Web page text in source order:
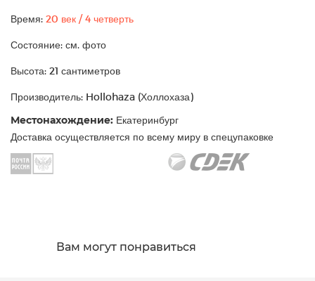
Время: 20 век / 4 четверть
Состояние: см. фото
Высота: 21 сантиметров
Производитель: Hollohaza (Холлохаза)
Местонахождение: Екатеринбург
Доставка осуществляется по всему миру в спецупаковке
Вам могут понравиться